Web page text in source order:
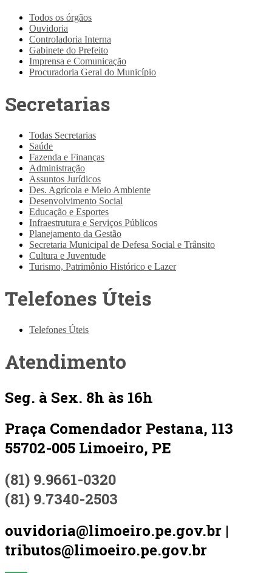
Todos os órgãos
Ouvidoria
Controladoria Interna
Gabinete do Prefeito
Imprensa e Comunicação
Procuradoria Geral do Município
Secretarias
Todas Secretarias
Saúde
Fazenda e Finanças
Administração
Assuntos Jurídicos
Des. Agrícola e Meio Ambiente
Desenvolvimento Social
Educação e Esportes
Infraestrutura e Serviços Públicos
Planejamento da Gestão
Secretaria Municipal de Defesa Social e Trânsito
Cultura e Juventude
Turismo, Patrimônio Histórico e Lazer
Telefones Úteis
Telefones Úteis
Atendimento
Seg. à Sex. 8h às 16h
Praça Comendador Pestana, 113
55702-005 Limoeiro, PE
(81) 9.9661-0320
(81) 9.7340-2503
ouvidoria@limoeiro.pe.gov.br |
tributos@limoeiro.pe.gov.br